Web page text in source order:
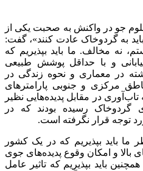
جو در واکنش به صحبت یکی از
به گردوخاک عادت کنند»، گفت:
نه مخالف. ما باید بپذیریم که
و با حداقل پوشش طبیعی
در معماری و نحوه زندگی در
مرکزی و جنوبی پارامترهای
در مقابل پدیده‌هایی نظیر
رسیده بودند که در
توجه قرار نگرفته است.
ما باید بپذیریم که در یک کشور
بالا و امکان وقوع پدیده‌های جوی
باید بپذیریم که تاثیر عامل